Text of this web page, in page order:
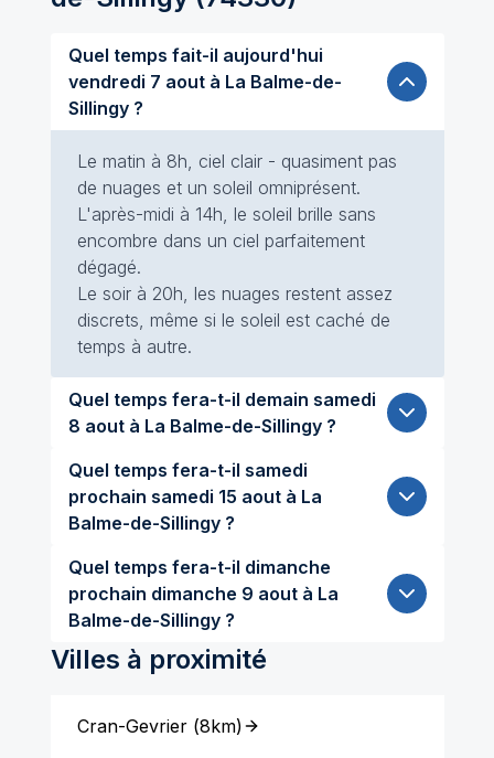
Quel temps fait-il aujourd'hui
vendredi 7 aout à La Balme-de-
Sillingy ?
Le matin à 8h, ciel clair - quasiment pas
de nuages et un soleil omniprésent.
L'après-midi à 14h, le soleil brille sans
encombre dans un ciel parfaitement
dégagé.
Le soir à 20h, les nuages restent assez
discrets, même si le soleil est caché de
temps à autre.
Quel temps fera-t-il demain samedi
8 aout à La Balme-de-Sillingy ?
Quel temps fera-t-il samedi
prochain samedi 15 aout à La
Balme-de-Sillingy ?
Quel temps fera-t-il dimanche
prochain dimanche 9 aout à La
Balme-de-Sillingy ?
Villes à proximité
Cran-Gevrier(8km)